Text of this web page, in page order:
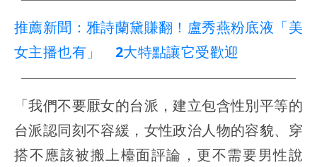
推薦新聞：雅詩蘭黛賺翻！盧秀燕粉底液「美
女主播也有」 2大特點讓它受歡迎
「我們不要厭女的台派，建立包含性別平等的
台派認同刻不容緩，女性政治人物的容貌、穿
搭不應該被搬上檯面評論，更不需要男性說